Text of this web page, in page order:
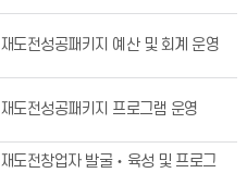
재도전성공패키지 예산 및 회계 운영
재도전성공패키지 프로그램 운영
재도전창업자 발굴‧육성 및 프로그